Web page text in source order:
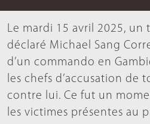
Le mardi 15 avril 2025, un
déclaré Michael Sang
d’un commando en
les chefs d’accusation de
contre lui. Ce fut un
les victimes présentes au